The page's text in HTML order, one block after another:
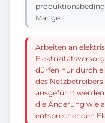
Mangel.
Arbeiten an
dürfen nur durch
des
ausgeführt
die Änderung wie
entsprechenden